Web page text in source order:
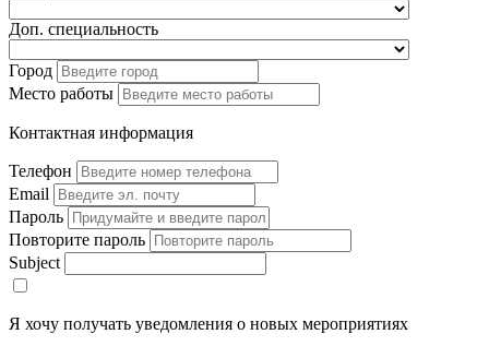
Доп. специальность
Город
Место работы
Контактная информация
Телефон
Email
Пароль
Повторите пароль
Subject
Я хочу получать уведомления о новых мероприятиях